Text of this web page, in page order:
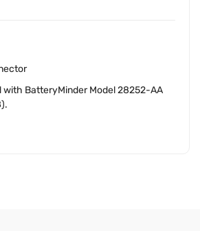
with BatteryMinder Model 28252-AA